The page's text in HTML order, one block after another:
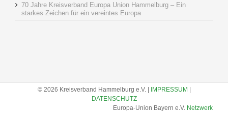
70 Jahre Kreisverband Europa Union Hammelburg – Ein
starkes Zeichen für ein vereintes Europa
© 2026 Kreisverband Hammelburg e.V. | IMPRESSUM
DATENSCHUTZ
Europa-Union Bayern e.V. Netzwerk